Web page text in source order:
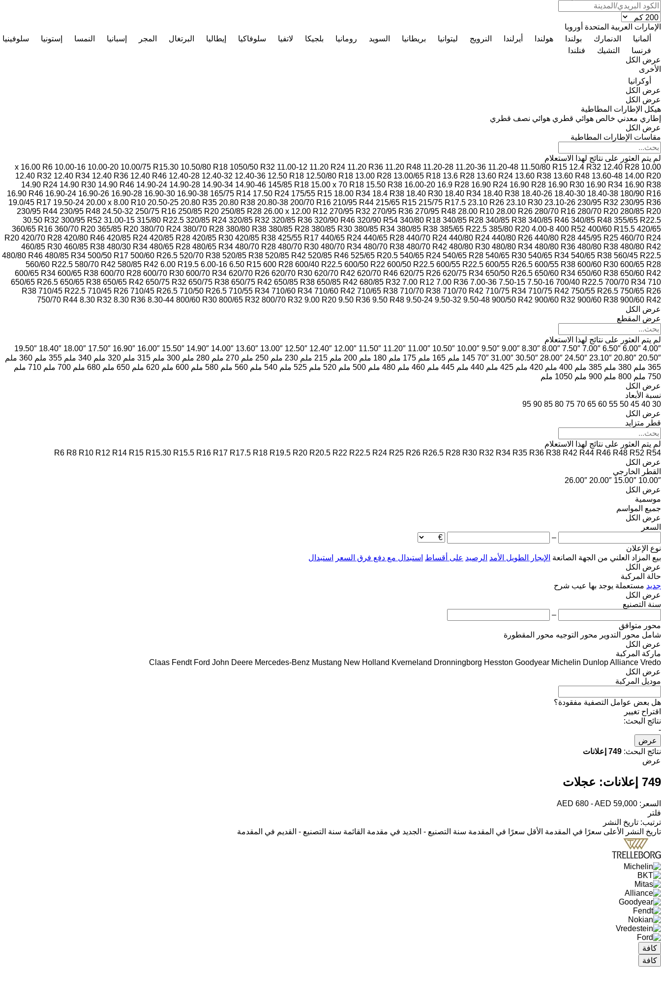
الإمارات العربية المتحدة أوروبا
ألمانيا
الدنمارك بولندا هولندا أيرلندا النرويج ليتوانيا بريطانيا السويد رومانيا بلجيكا لاتفيا سلوفاكيا إيطاليا البرتغال المجر إسبانيا النمسا إستونيا
سلوفينيا
فرنسا
التشيك
فنلندا
عرض الكل
الأخرى
أوكرانيا
عرض الكل
عرض الكل
هيكل الإطارات المطاطية
إطاري معدني خالص هوائي قطري هوائي نصف قطري
عرض الكل
مقاسات الإطارات المطاطية
لم يتم العثور على نتائج لهذا الاستعلام
10.00 x 16.00 R6
10.00-16 10.00-20 10.00/75 R15.30 10.50/80 R18 1050/50 R32 11.00-12 11.20 R24 11.20 R36 11.20 R48 11.20-28 11.20-36 11.20-48 11.50/80 R15 12.4 R32 12.40 R28
12.40 R32 12.40 R34 12.40 R36 12.40 R46 12.40-28 12.40-32 12.40-36 12.50 R18 12.50/80 R18 13.00 R28 13.00/65 R18 13.6 R28 13.60 R24 13.60 R38 13.60 R48 13.60-48 14.00 R20
14.90 R24 14.90 R30 14.90 R46 14.90-24 14.90-28 14.90-34 14.90-46 145/85 R18 15.00 x 70 R18 15.50 R38 16.00-20 16.9 R28 16.90 R24 16.90 R28 16.90 R30 16.90 R34 16.90 R38
16.90 R46 16.90-24 16.90-26 16.90-28 16.90-30 16.90-38 165/75 R14 17.50 R24 175/55 R15 18.00 R34 18.4 R38 18.40 R30 18.40 R34 18.40 R38 18.40-26 18.40-30 18.40-38 180/90 R16
19.0/45 R17 19.50-24 20.00 x 8.00 R10 20.50-25 20.80 R35 20.80 R38 20.80-38 200/70 R16 210/95 R44 215/65 R15 215/75 R17.5 23.10 R26 23.10 R30 23.10-26 230/95 R32 230/95 R36
230/95 R44 230/95 R48 24.50-32 250/75 R16 250/85 R20 250/85 R28 26.00 x 12.00 R12 270/95 R32 270/95 R36 270/95 R48 28.00 R10 28.00 R26 280/70 R16 280/70 R20 280/85 R20
30.50 R32 300/95 R52 31.00-15 315/80 R22.5 320/85 R24 320/85 R32 320/85 R36 320/90 R46 320/90 R54 340/80 R18 340/85 R28 340/85 R38 340/85 R46 340/85 R48 355/65 R22.5
360/65 R16 360/70 R20 365/85 R20 380/70 R24 380/70 R28 380/80 R38 380/85 R28 380/85 R30 380/85 R34 380/85 R38 385/65 R22.5 385/80 R20 4.00-8 400 R52 400/60 R15.5 420/65
R20 420/70 R28 420/80 R46 420/85 R24 420/85 R28 420/85 R30 420/85 R38 425/55 R17 440/65 R24 440/65 R28 440/70 R24 440/80 R24 440/80 R26 440/80 R28 445/95 R25 460/70 R24
460/85 R30 460/85 R38 480/30 R34 480/65 R28 480/65 R34 480/70 R28 480/70 R30 480/70 R34 480/70 R38 480/70 R42 480/80 R30 480/80 R34 480/80 R36 480/80 R38 480/80 R42
480/80 R46 480/85 R34 500/50 R17 500/60 R26.5 520/70 R38 520/85 R38 520/85 R42 520/85 R46 525/65 R20.5 540/65 R24 540/65 R28 540/65 R30 540/65 R34 540/65 R38 560/45 R22.5
560/60 R22.5 580/70 R42 580/85 R42 6.00 R19.5 6.00-16 6.50 R15 600 R28 600/40 R22.5 600/50 R22 600/50 R22.5 600/55 R22.5 600/55 R26.5 600/55 R38 600/60 R30 600/65 R28
600/65 R34 600/65 R38 600/70 R28 600/70 R30 600/70 R34 620/70 R26 620/70 R30 620/70 R42 620/70 R46 620/75 R26 620/75 R34 650/50 R26.5 650/60 R34 650/60 R38 650/60 R42
650/65 R26.5 650/65 R38 650/65 R42 650/75 R32 650/75 R38 650/75 R42 650/85 R38 650/85 R42 680/85 R32 7.00 R12 7.00 R36 7.00-36 7.50-15 7.50-16 700/40 R22.5 700/70 R34 710
R38 710/45 R22.5 710/45 R26 710/45 R26.5 710/50 R26.5 710/55 R34 710/60 R34 710/60 R42 710/65 R38 710/70 R38 710/70 R42 710/75 R34 710/75 R42 750/55 R26.5 750/65 R26
750/70 R44 8.30 R32 8.30 R36 8.30-44 800/60 R30 800/65 R32 800/70 R32 9.00 R20 9.50 R36 9.50 R48 9.50-24 9.50-32 9.50-48 900/50 R42 900/60 R32 900/60 R38 900/60 R42
عرض الكل
عرض المقطع
لم يتم العثور على نتائج لهذا الاستعلام
4.00″
6.00″
6.50″
7.00″
7.50″
8.00″
8.30″
9.00″
9.50″
10.00″
10.50″
11.00″
11.20″
11.50″
12.00″
12.40″
12.50″
13.00″
13.60″
14.00″
14.90″
15.50″
16.00″
16.90″
17.50″
18.00″
18.40″
19.50″
20.50″
20.80″
23.10″
24.50″
28.00″
30.50″
31.00″
70″ 145 ملم 165 ملم 175 ملم 180 ملم 200 ملم 215 ملم 230 ملم 250 ملم 270 ملم 280 ملم 300 ملم 315 ملم 320 ملم 340 ملم 355 ملم
360 ملم
365 ملم
380 ملم 385 ملم 400 ملم 420 ملم 425 ملم 440 ملم 445 ملم 460 ملم 480 ملم 500 ملم 520 ملم 525 ملم 540 ملم 560 ملم 580 ملم 600 ملم 620 ملم 650 ملم 680 ملم 700 ملم
710 ملم
750 ملم
800 ملم 900 ملم
1050 ملم
عرض الكل
نسبة الأبعاد
30
40
45
50
55
60
65
70
75
80
85
90
95
عرض الكل
قطر متزايد
لم يتم العثور على نتائج لهذا الاستعلام
R6 R8 R10 R12 R14 R15 R15.30 R15.5 R16 R17 R17.5 R18 R19.5 R20 R20.5 R22 R22.5 R24 R25 R26 R26.5 R28 R30 R32 R34 R35 R36 R38 R42 R44 R46 R48 R52 R54
عرض الكل
القطر الخارجي
10.00″
15.00″
20.00″
26.00″
عرض الكل
موسمية
جميع المواسم
عرض الكل
السعر
–
نوع الإعلان
بيع المزاد العلني من الجهة الصانعة الإيجار الطويل الأمد الرصيد على أقساط استبدال مع دفع فرق السعر
استبدال
عرض الكل
حالة المركبة
جديد مستعملة يوجد بها عيب شرح
عرض الكل
سنة التصنيع
–
محور متوافق
شامل محور التدوير محور التوجيه محور المقطورة
عرض الكل
ماركة المركبة
Claas Fendt Ford John Deere Mercedes-Benz Mustang New Holland Kverneland Dronningborg Hesston Goodyear Michelin DunlopAlliance Vredo
عرض الكل
موديل المركبة
هل بعض عوامل التصفية مفقودة؟
اقتراح تغيير
نتائج البحث:
-
عرض
نتائج البحث: 749 إعلانات
عرض
749 إعلانات: عجلات
السعر: AED 680 - AED 59,000
فلتر
ترتيب: تاريخ النشر
تاريخ النشر
الأعلى سعرًا في المقدمة الأقل سعرًا في المقدمة سنة التصنيع - الجديد في مقدمة القائمة سنة التصنيع - القديم في المقدمة
كافة
كافة